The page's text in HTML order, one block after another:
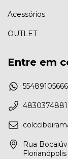
Acessórios
OUTLET
Entre em
4830374881
Rua
Florianópolis